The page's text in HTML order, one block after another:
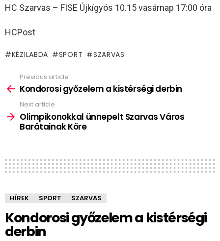
HC Szarvas – FISE Újkígyós 10.15 vasárnap 17:00 óra
HCPost
KÉZILABDA SPORT SZARVAS
more
Previous article
Kondorosi győzelem a kistérségi derbin
Next article
Olimpikonokkal ünnepelt Szarvas Város
Barátainak Köre
HÍREK SPORT SZARVAS
Kondorosi győzelem a kistérségi
derbin